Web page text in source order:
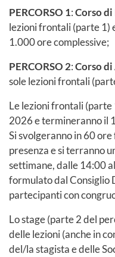
PERCORSO 1:Corso
lezioni frontali (parte 1)
1.000 ore complessive;
PERCORSO 2:Corso
sole lezioni frontali
Le lezioni frontali
2026 e termineranno il
Si svolgeranno in 60
presenza e si terranno
settimane, dalle 14:00
formulato dal Consiglio
partecipanti con
Lo stage (parte 2 del
delle lezioni (anche in
del/la stagista e delle